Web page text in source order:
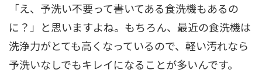
「え、予洗い不要って書いてある食洗機もあるの
に？」と思いますよね。もちろん、最近の食洗機は
洗浄力がとても高くなっているので、軽い汚れなら
予洗いなしでもキレイになることが多いんです。